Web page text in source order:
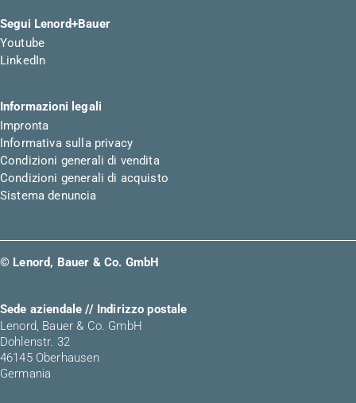
Segui Lenord+Bauer
Youtube
LinkedIn
Informazioni legali
Impronta
Informativa sulla privacy
Condizioni generali di vendita
Condizioni generali di acquisto
Sistema denuncia
© Lenord, Bauer & Co. GmbH
Sede aziendale // Indirizzo postale
Lenord, Bauer & Co. GmbH
Dohlenstr. 32
46145 Oberhausen
Germania